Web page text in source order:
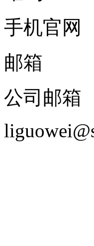
手机官网
邮箱
公司邮箱